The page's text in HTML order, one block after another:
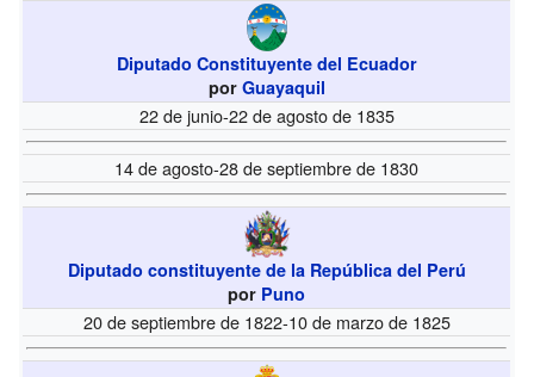
Diputado Constituyente del Ecuador
por Guayaquil
22 de junio-22 de agosto de 1835
14 de agosto-28 de septiembre de 1830
Diputado constituyente de la República del Perú
por Puno
20 de septiembre de 1822-10 de marzo de 1825